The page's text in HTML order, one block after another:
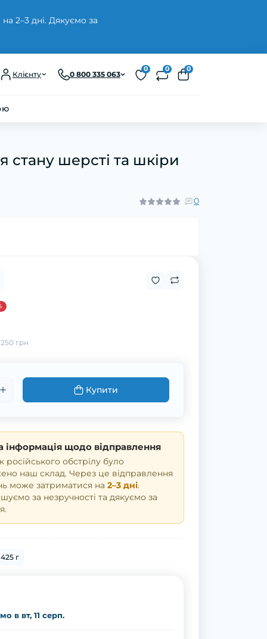
2–3 дні. Дякуємо за
Клієнту 0 800 335 063
0 0 0
стану шерсті та шкіри
0
250 грн
Купити
інформація щодо відправлення
російського обстрілу було
наш склад. Через це відправлення
може затриматися на 2–3 дні.
за незручності та дякуємо за
425 г
в вт, 11 серп.